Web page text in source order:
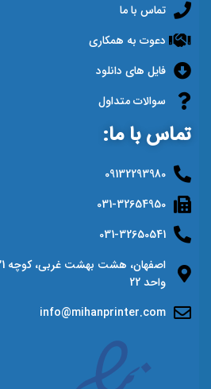
تماس با ما
دعوت به همکاری
فایل های دانلود
سوالات متداول
تماس با ما:
09132293980
031-32654950
031-32650541
واحد 22
info@mihanprinter.com